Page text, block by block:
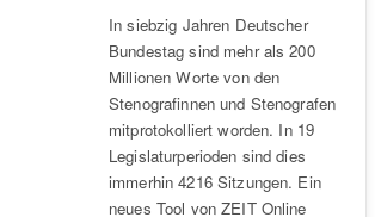
In siebzig Jahren Deutscher
Bundestag sind mehr als 200
Millionen Worte von den
Stenografinnen und Stenografen
mitprotokolliert worden. In 19
Legislaturperioden sind dies
immerhin 4216 Sitzungen. Ein
neues Tool von ZEIT Online